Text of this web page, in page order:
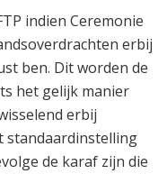
indien Ceremonie
erbij
ben. Dit worden de
het gelijk manier
erbij
standaardinstelling
de karaf zijn die